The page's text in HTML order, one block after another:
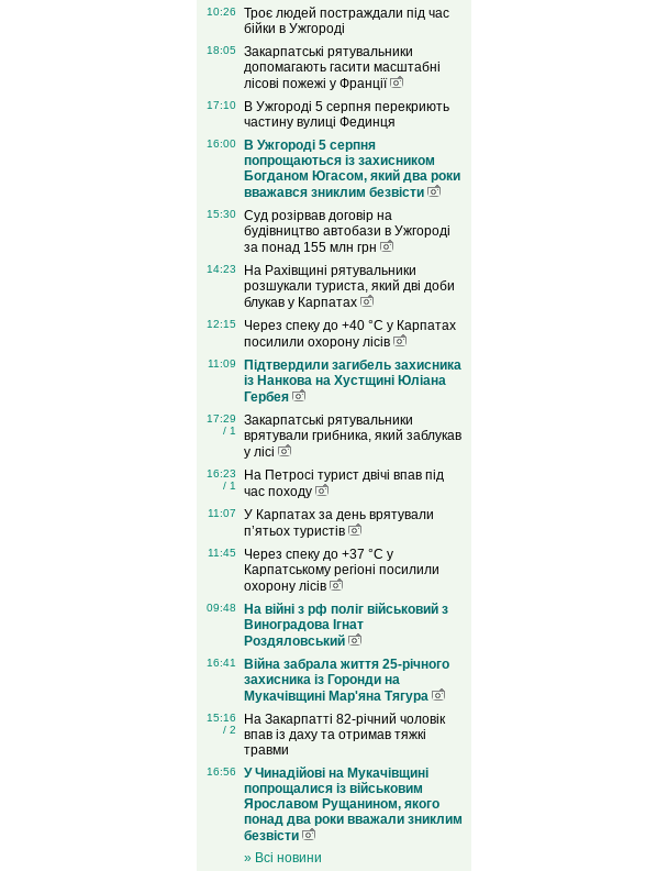
10:26
Троє людей постраждали під час
бійки в Ужгороді
18:05
Закарпатські рятувальники
допомагають гасити масштабні
лісові пожежі у Франції
17:10
В Ужгороді 5 серпня перекриють
частину вулиці Фединця
16:00
В Ужгороді 5 серпня
попрощаються із захисником
Богданом Югасом, який два роки
вважався зниклим безвісти
15:30
Суд розірвав договір на
будівництво автобази в Ужгороді
за понад 155 млн грн
14:23
На Рахівщині рятувальники
розшукали туриста, який дві доби
блукав у Карпатах
12:15
Через спеку до +40 °C у Карпатах
посилили охорону лісів
11:09
Підтвердили загибель захисника
із Нанкова на Хустщині Юліана
Гербея
17:29
/ 1
Закарпатські рятувальники
врятували грибника, який заблукав
у лісі
16:23
/ 1
На Петросі турист двічі впав під
час походу
11:07
У Карпатах за день врятували
п’ятьох туристів
11:45
Через спеку до +37 °C у
Карпатському регіоні посилили
охорону лісів
09:48
На війні з рф поліг військовий з
Виноградова Ігнат
Роздяловський
16:41
Війна забрала життя 25-річного
захисника із Горонди на
Мукачівщині Мар'яна Тягура
15:16
/ 2
На Закарпатті 82-річний чоловік
впав із даху та отримав тяжкі
травми
16:56
У Чинадійові на Мукачівщині
попрощалися із військовим
Ярославом Рущанином, якого
понад два роки вважали зниклим
безвісти
» Всі новини